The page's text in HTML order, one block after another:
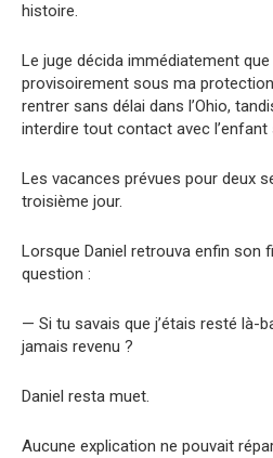
histoire.
Le juge décida immédiatement
provisoirement sous ma
rentrer sans délai dans l’Ohio,
interdire tout contact avec l’enfant
Les vacances prévues pour deux
troisième jour.
Lorsque Daniel retrouva enfin son
question :
— Si tu savais que j’étais resté là-
jamais revenu ?
Daniel resta muet.
Aucune explication ne pouvait